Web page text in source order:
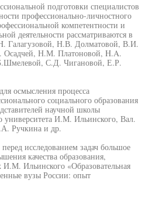
подготовки специалистов
профессионально-личностного
компетентности и
деятельности рассматриваются в
Галагузовой, Н.В. Долматовой, В.И.
Н.М. Платоновой, H.A.
С.Д. Чигановой, Е.Р.
осмысления процесса
социального образования
научной школы
университета И.М. Ильинского, Вал.
Ручкина и др.
исследованием задач большое
качества образования,
Ильинского «Образовательная
вузы России: опыт